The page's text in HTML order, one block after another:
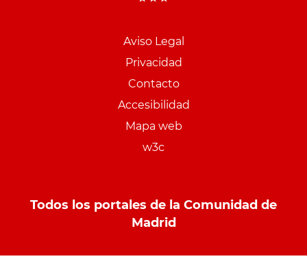
Aviso Legal
Privacidad
Contacto
Accesibilidad
Mapa web
w3c
Todos los portales de la Comunidad de
Madrid